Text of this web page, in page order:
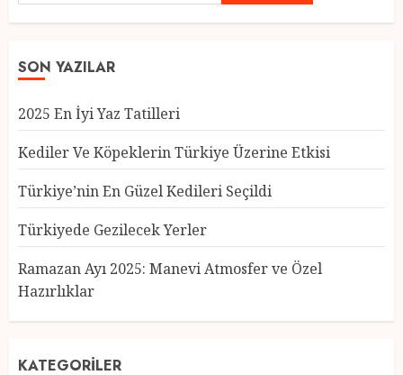
SON YAZILAR
2025 En İyi Yaz Tatilleri
Kediler Ve Köpeklerin Türkiye Üzerine Etkisi
Türkiye’nin En Güzel Kedileri Seçildi
Türkiyede Gezilecek Yerler
Ramazan Ayı 2025: Manevi Atmosfer ve Özel
Hazırlıklar
KATEGORILER
Türkiye’nin En Güzel Kedileri
Seçildi
12 MART 2025